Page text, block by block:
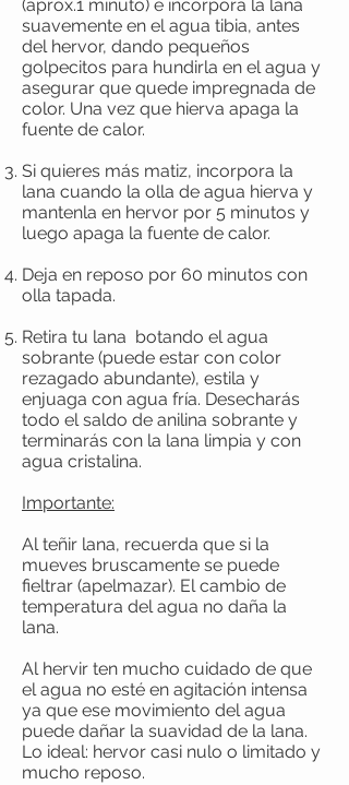
(aprox.1 minuto) e incorpora la lana
suavemente en el agua tibia, antes
del hervor, dando pequeños
golpecitos para hundirla en el agua y
asegurar que quede impregnada de
color. Una vez que hierva apaga la
fuente de calor.
Si quieres más matiz, incorpora la
lana cuando la olla de agua hierva y
mantenla en hervor por 5 minutos y
luego apaga la fuente de calor.
Deja en reposo por 60 minutos con
olla tapada.
Retira tu lana botando el agua
sobrante (puede estar con color
rezagado abundante), estila y
enjuaga con agua fría. Desecharás
todo el saldo de anilina sobrante y
terminarás con la lana limpia y con
agua cristalina.
Importante:
Al teñir lana, recuerda que si la
mueves bruscamente se puede
fieltrar (apelmazar). El cambio de
temperatura del agua no daña la
lana.
Al hervir ten mucho cuidado de que
el agua no esté en agitación intensa
ya que ese movimiento del agua
puede dañar la suavidad de la lana.
Lo ideal: hervor casi nulo o limitado y
mucho reposo.